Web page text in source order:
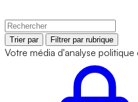
Trier par Filtrer par rubrique
Votre média d'analyse